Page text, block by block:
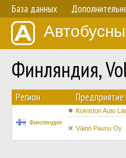
База данных
Финляндия,
Регион Предприятие
Финляндия
Koiviston Auto
Väinö Paunu Oy